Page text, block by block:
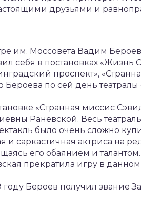
друзьями и
им. Моссовета Вадим
себя в постановках «Жизнь
проспект»,
Бероева по сей день театралы
«Странная миссис
Раневской. Весь
было очень сложно
и саркастичная актриса на
его обаянием и
прекратила игру в данном
году Бероев получил звание